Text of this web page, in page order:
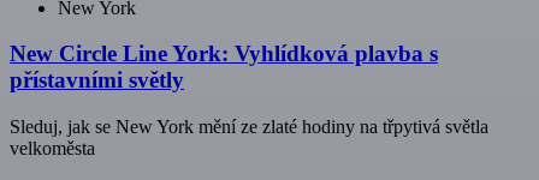
New York
New Circle Line York: Vyhlídková plavba s
přístavními světly
Sleduj, jak se New York mění ze zlaté hodiny na třpytivá světla
velkoměsta